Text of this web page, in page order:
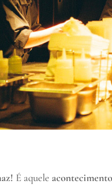
É aquele acontecimento